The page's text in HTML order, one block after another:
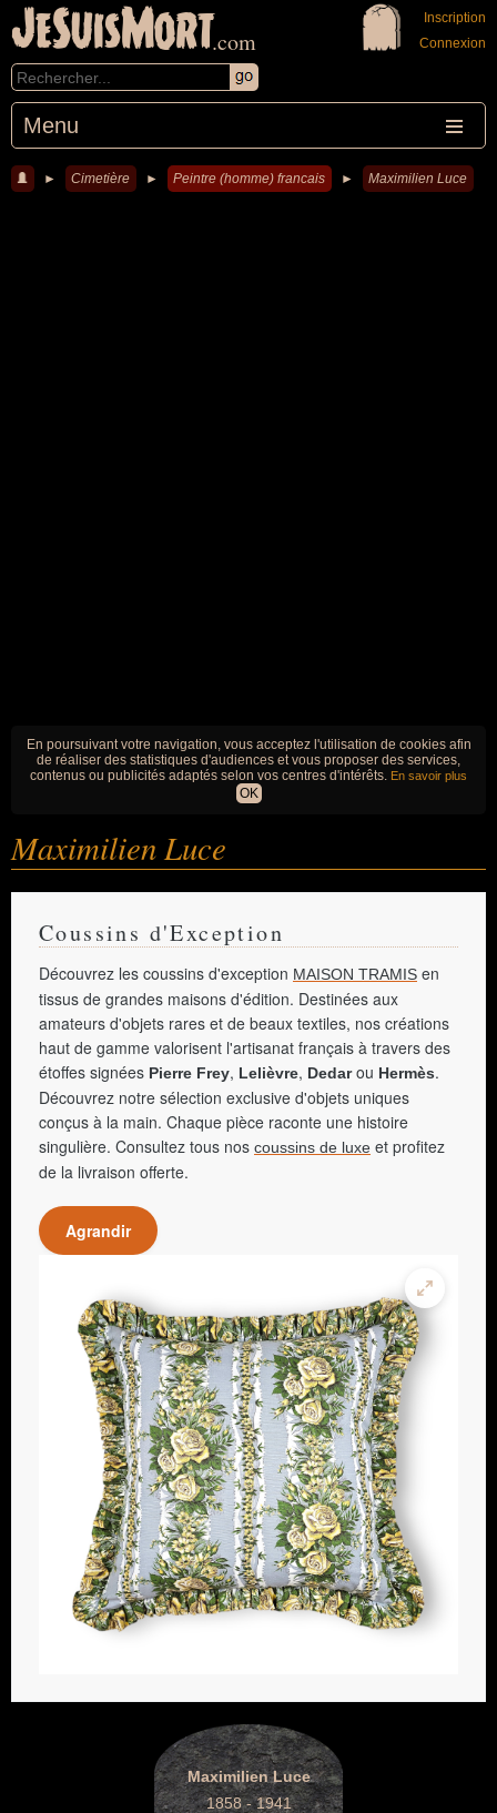
JeSuisMort.com
Menu
Inscription
Connexion
► Cimetière ► Peintre (homme) francais ► Maximilien Luce
En poursuivant votre navigation, vous acceptez l'utilisation de cookies afin
de réaliser des statistiques d'audiences et vous proposer des services,
contenus ou publicités adaptés selon vos centres d'intérêts. En savoir plus
OK
Maximilien Luce
Coussins d'Exception
Découvrez les coussins d'exception MAISON TRAMIS en
tissus de grandes maisons d'édition. Destinées aux
amateurs d'objets rares et de beaux textiles, nos créations
haut de gamme valorisent l'artisanat français à travers des
étoffes signées Pierre Frey, Lelièvre, Dedarou Hermès.
Découvrez notre sélection exclusive d'objets uniques
conçus à la main. Chaque pièce raconte une histoire
singulière. Consultez tous nos coussins de luxe et profitez
de la livraison offerte.
Agrandir
Maximilien Luce
1858 - 1941